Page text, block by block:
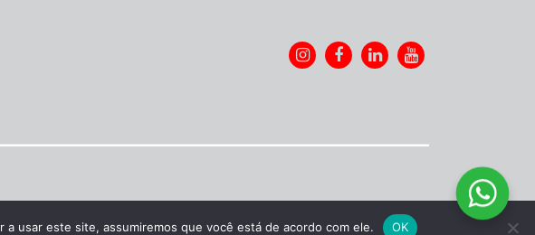
usar este site, assumiremos que você está de acordo com ele. OK